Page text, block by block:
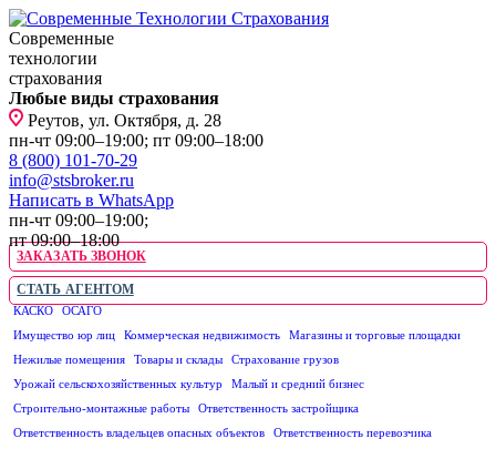
Современные
технологии
страхования
Любые виды страхования
Реутов, ул. Октября, д. 28
пн-чт 09:00–19:00; пт 09:00–18:00
8 (800) 101-70-29
info@stsbroker.ru
Написать в WhatsApp
пн-чт 09:00–19:00;
пт 09:00–18:00
ЗАКАЗАТЬ ЗВОНОК
СТАТЬ АГЕНТОМ
КАСКО ОСАГО
Имущество юр лиц
Коммерческая недвижимость
Магазины и торговые площадки
Нежилые помещения
Товары и склады
Страхование грузов
Урожай сельскохозяйственных культур
Малый и средний бизнес
Строительно-монтажные работы
Ответственность застройщика
Ответственность владельцев опасных объектов
Ответственность перевозчика